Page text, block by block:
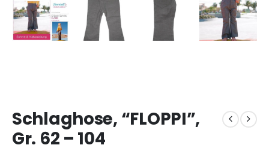
Schlaghose, “FLOPPI”,
Gr. 62 – 104